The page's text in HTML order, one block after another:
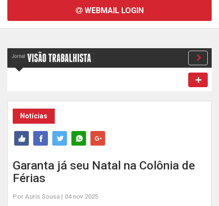
WEBMAIL LOGIN
Notícias
Garanta já seu Natal na Colônia de
Férias
Por Auris Sousa | 04 nov 2025